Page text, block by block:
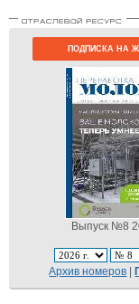
ПОДПИСКА НА
Выпуск №8
Архив номеров |